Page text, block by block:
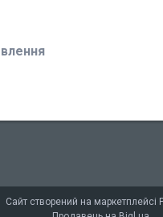
Сайт створений на маркетплейсі